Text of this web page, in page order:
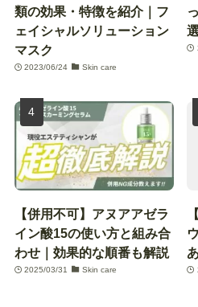
類の効果・特徴を紹介｜フ
ェイシャルソリューション
マスク
2023/06/24 Skin care
【併用不可】アヌアアゼラ
イン酸15の使い方と組み合
わせ｜効果的な順番も解説
2025/03/31 Skin care